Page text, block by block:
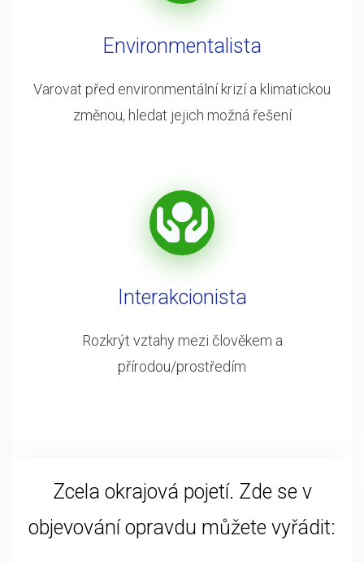
Environmentalista
Varovat před environmentální krizí a klimatickou
změnou, hledat jejich možná řešení
Interakcionista
Rozkrýt vztahy mezi člověkem a
přírodou/prostředím
Zcela okrajová pojetí. Zde se v
objevování opravdu můžete vyřádit: